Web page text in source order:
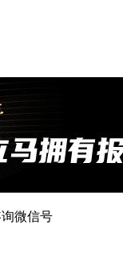
微信号